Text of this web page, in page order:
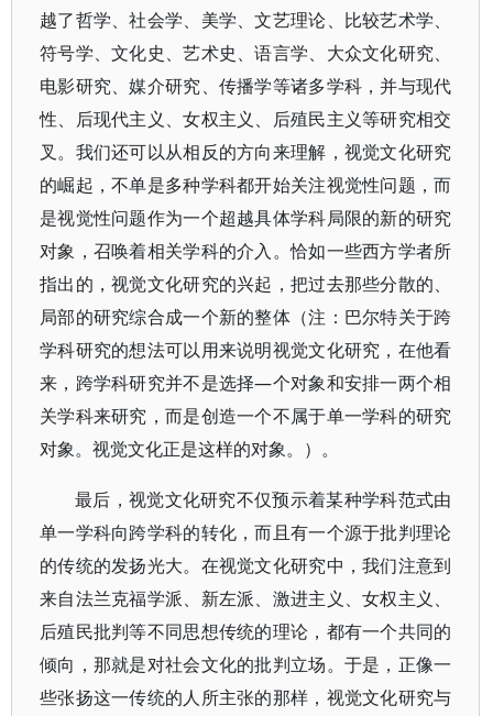
越了哲学、社会学、美学、文艺理论、比较艺术学、
符号学、文化史、艺术史、语言学、大众文化研究、
电影研究、媒介研究、传播学等诸多学科，并与现代
性、后现代主义、女权主义、后殖民主义等研究相交
叉。我们还可以从相反的方向来理解，视觉文化研究
的崛起，不单是多种学科都开始关注视觉性问题，而
是视觉性问题作为一个超越具体学科局限的新的研究
对象，召唤着相关学科的介入。恰如一些西方学者所
指出的，视觉文化研究的兴起，把过去那些分散的、
局部的研究综合成一个新的整体（注：巴尔特关于跨
学科研究的想法可以用来说明视觉文化研究，在他看
来，跨学科研究并不是选择—个对象和安排一两个相
关学科来研究，而是创造一个不属于单一学科的研究
对象。视觉文化正是这样的对象。）。
最后，视觉文化研究不仅预示着某种学科范式由
单一学科向跨学科的转化，而且有一个源于批判理论
的传统的发扬光大。在视觉文化研究中，我们注意到
来自法兰克福学派、新左派、激进主义、女权主义、
后殖民批判等不同思想传统的理论，都有一个共同的
倾向，那就是对社会文化的批判立场。于是，正像一
些张扬这一传统的人所主张的那样，视觉文化研究与